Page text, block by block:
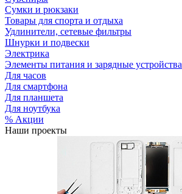
Сумки и рюкзаки
Товары для спорта и отдыха
Удлинители, сетевые фильтры
Шнурки и подвески
Электрика
Элементы питания и зарядные устройства
Для часов
Для смартфона
Для планшета
Для ноутбука
% Акции
Наши проекты